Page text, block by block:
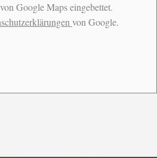
Google Maps eingebettet.
von Google.